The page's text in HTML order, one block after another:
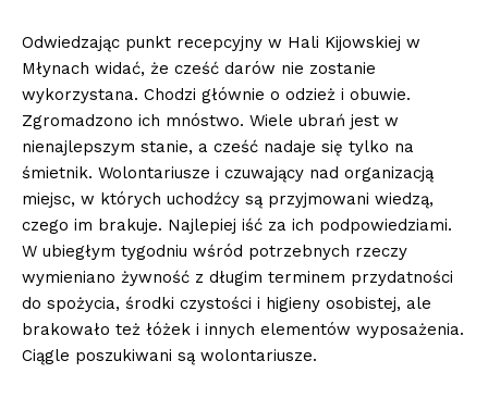
Odwiedzając punkt recepcyjny w Hali Kijowskiej w
Młynach widać, że cześć darów nie zostanie
wykorzystana. Chodzi głównie o odzież i obuwie.
Zgromadzono ich mnóstwo. Wiele ubrań jest w
nienajlepszym stanie, a cześć nadaje się tylko na
śmietnik. Wolontariusze i czuwający nad organizacją
miejsc, w których uchodźcy są przyjmowani wiedzą,
czego im brakuje. Najlepiej iść za ich podpowiedziami.
W ubiegłym tygodniu wśród potrzebnych rzeczy
wymieniano żywność z długim terminem przydatności
do spożycia, środki czystości i higieny osobistej, ale
brakowało też łóżek i innych elementów wyposażenia.
Ciągle poszukiwani są wolontariusze.